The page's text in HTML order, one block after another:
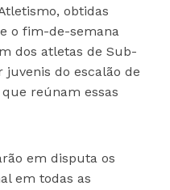
obtidas
o fim-de-semana
dos atletas de Sub-
do escalão de
que reúnam essas
em disputa os
em todas as